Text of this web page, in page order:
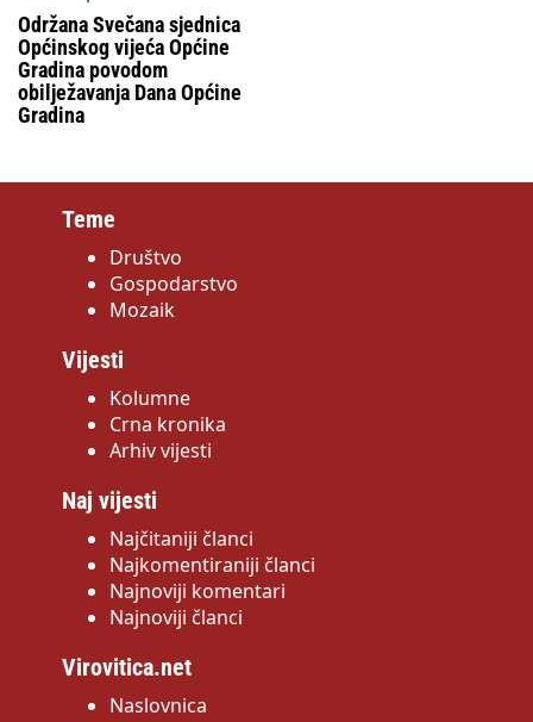
Održana Svečana sjednica
Općinskog vijeća Općine
Gradina povodom
obilježavanja Dana Općine
Gradina
Teme
Društvo
Gospodarstvo
Mozaik
Vijesti
Kolumne
Crna kronika
Arhiv vijesti
Naj vijesti
Najčitaniji članci
Najkomentiraniji članci
Najnoviji komentari
Najnoviji članci
Virovitica.net
Naslovnica